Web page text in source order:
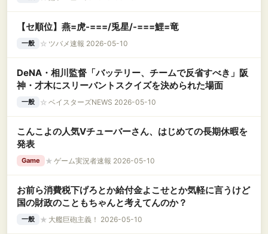
【セ順位】燕=虎-===/兎星/-===鯉=竜
一般 ☆ ツバメ速報 2026-05-10
DeNA・相川監督「バッテリー、チームで反省すべき」阪
神・才木にスリーバントスクイズを決められた場面
一般 ☆ ベイスターズNEWS 2026-05-10
こんこよの人気Vチューバーさん、はじめての長期休暇を
発表
Game ★ ゲーム実況者速報 2026-05-10
お前ら消費税下げろとか給付金よこせとか気軽に言うけど
国の財政のこともちゃんと考えてんのか？
一般 ★ 大艦巨砲主義！ 2026-05-10